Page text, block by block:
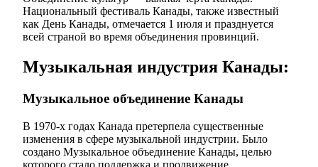
Национальный фестиваль Канады, также известный
как День Канады, отмечается 1 июля и празднуется
всей страной во время объединения провинций.
Музыкальная индустрия Канады:
Музыкальное объединение Канады
В 1970-х годах Канада претерпела существенные
изменения в сфере музыкальной индустрии. Было
создано Музыкальное объединение Канады, целью
которого стало поддержка и продвижение